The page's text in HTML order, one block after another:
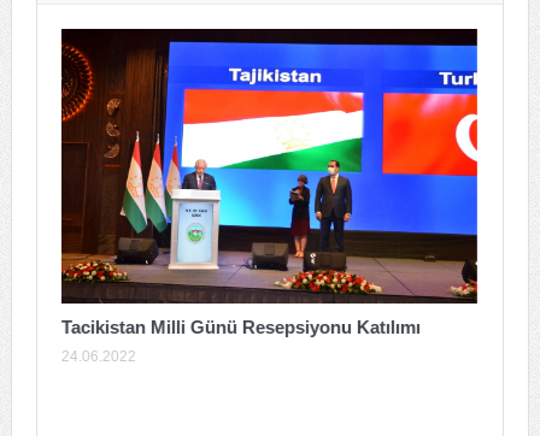
Tacikistan Milli Günü Resepsiyonu Katılımı
24.06.2022